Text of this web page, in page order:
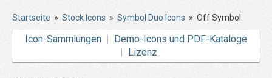
Startseite » Stock Icons » Symbol Duo Icons » Off Symbol
Icon-Sammlungen
Demo-Icons und PDF-Kataloge
Lizenz